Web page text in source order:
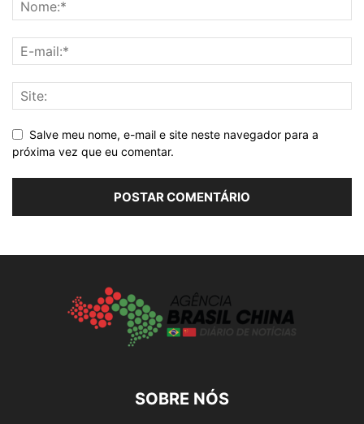
Salve meu nome, e-mail e site neste navegador para a
próxima vez que eu comentar.
SOBRE NÓS